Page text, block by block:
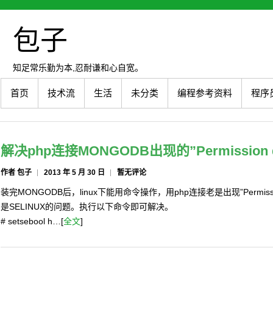
包子
知足常乐勤为本,忍耐谦和心自宽。
首页 技术流 生活 未分类 编程参考资料 程序
解决php连接MONGODB出现的”Permission
作者 包子 2013 年 5 月 30 日 暂无评论
装完MONGODB后，linux下能用命令操作，用php连接老是出现
是SELINUX的问题。执行以下命令即可解决。
# setsebool h…[全文]